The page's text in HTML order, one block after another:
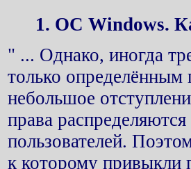
1. OC Windows.
" ... Однако, иногда
только определённым
небольшое
права
пользователей.
к которому привыкли